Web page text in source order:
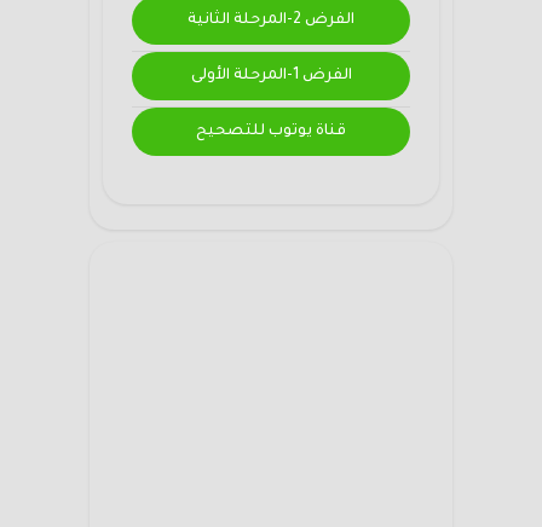
الفرض 2-المرحلة الثانية
الفرض 1-المرحلة الأولى
قناة يوتوب للتصحيح